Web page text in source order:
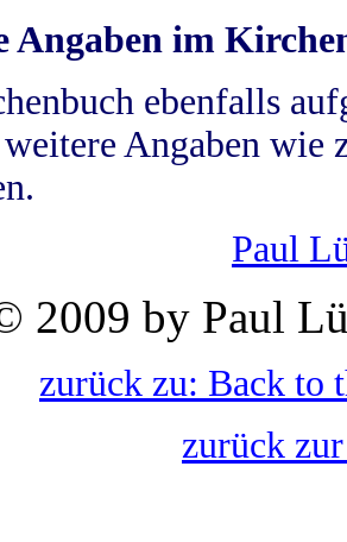
Angaben im
ebenfalls
Angaben wie
Paul
2009 by Paul
zurück zu: Back to
zurück